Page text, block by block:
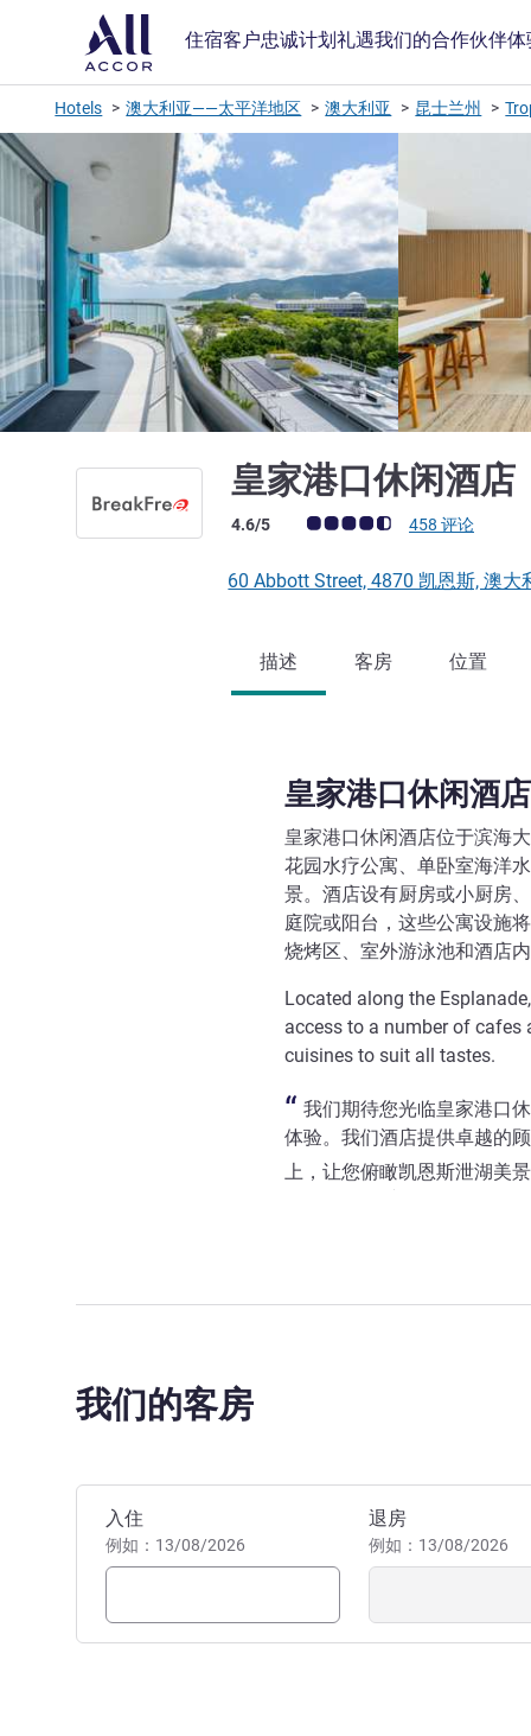
住宿客户忠诚计划礼遇我们的合作伙伴体
Hotels 澳大利亚——太平洋地区 澳大利亚 昆士兰州
皇家港口休闲酒店
客户意见评级 (ALL 评级)
4.6/5 458 评论
60 Abbott Street, 4870 凯恩斯, 澳
描述 客房 位置
皇家港口休闲酒店
皇家港口休闲酒店位于滨海
花园水疗公寓、单卧室海洋
景。酒店设有厨房或小厨房
庭院或阳台，这些公寓设施
烧烤区、室外游泳池和酒店
Located along the
access to a number of
cuisines to suit all tastes.
我们期待您光临皇家港口
体验。我们酒店提供卓越的
上，让您俯瞰凯恩斯泄湖美
我们的客房
预订此酒店
入住
例如：13/08/2026
退房
例如：13/08/2026